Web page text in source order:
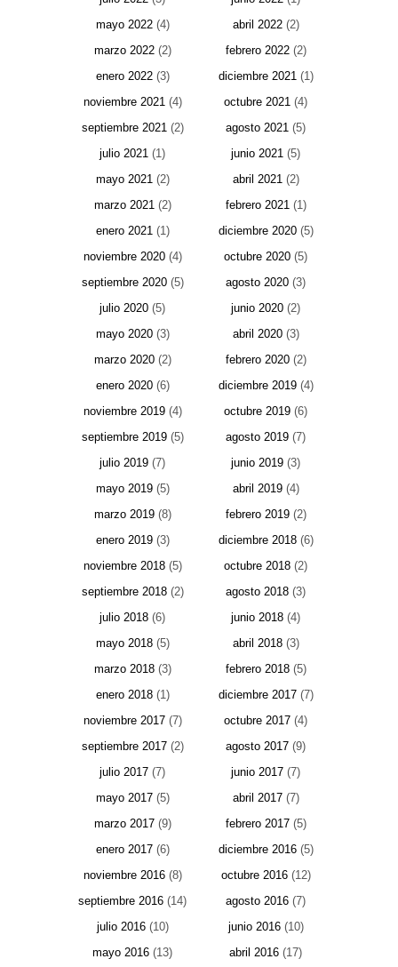
mayo 2022(4) abril 2022(2)
marzo 2022(2) febrero 2022(2)
enero 2022(3) diciembre 2021(1)
noviembre 2021(4) octubre 2021 (4)
septiembre 2021(2) agosto 2021 (5)
julio 2021 (1) junio 2021 (5)
mayo 2021(2) abril 2021(2)
marzo 2021(2) febrero 2021(1)
enero 2021(1) diciembre 2020(5)
noviembre 2020(4) octubre 2020 (5)
septiembre 2020(5) agosto 2020 (3)
julio 2020 (5) junio 2020 (2)
mayo 2020(3) abril 2020(3)
marzo 2020(2) febrero 2020(2)
enero 2020(6) diciembre 2019(4)
noviembre 2019(4) octubre 2019 (6)
septiembre 2019(5) agosto 2019 (7)
julio 2019 (7) junio 2019 (3)
mayo 2019(5) abril 2019(4)
marzo 2019(8) febrero 2019(2)
enero 2019(3) diciembre 2018(6)
noviembre 2018(5) octubre 2018 (2)
septiembre 2018(2) agosto 2018 (3)
julio 2018 (6) junio 2018 (4)
mayo 2018(5) abril 2018(3)
marzo 2018(3) febrero 2018(5)
enero 2018(1) diciembre 2017(7)
noviembre 2017(7) octubre 2017 (4)
septiembre 2017(2) agosto 2017 (9)
julio 2017 (7) junio 2017 (7)
mayo 2017(5) abril 2017(7)
marzo 2017(9) febrero 2017(5)
enero 2017(6) diciembre 2016(5)
noviembre 2016(8) octubre 2016(12)
septiembre 2016 (14) agosto 2016 (7)
julio 2016(10) junio 2016(10)
mayo 2016 (13) abril 2016 (17)